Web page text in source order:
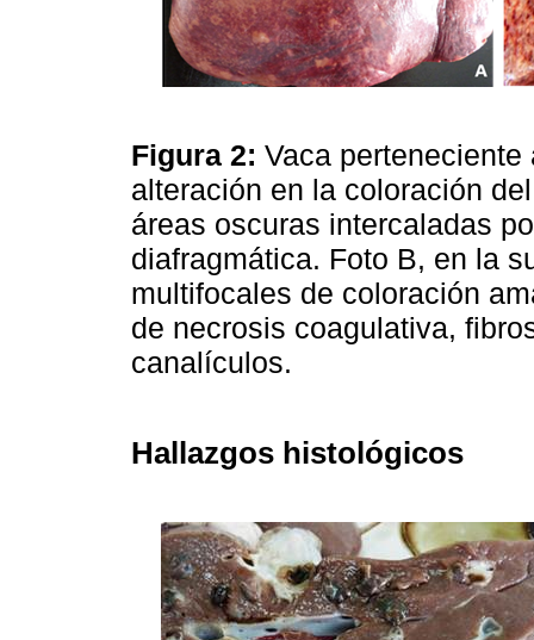
Figura 2: Vaca
alteración en la coloración
áreas oscuras intercaladas
diafragmática. Foto B, en la
multifocales de coloración
de necrosis coagulativa,
canalículos.
Hallazgos histológicos